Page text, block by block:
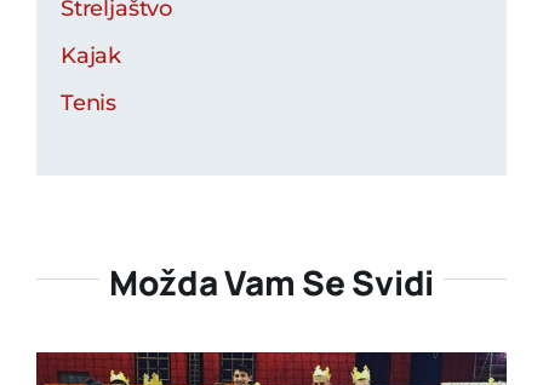
Streljaštvo
Kajak
Tenis
Možda Vam Se Svidi